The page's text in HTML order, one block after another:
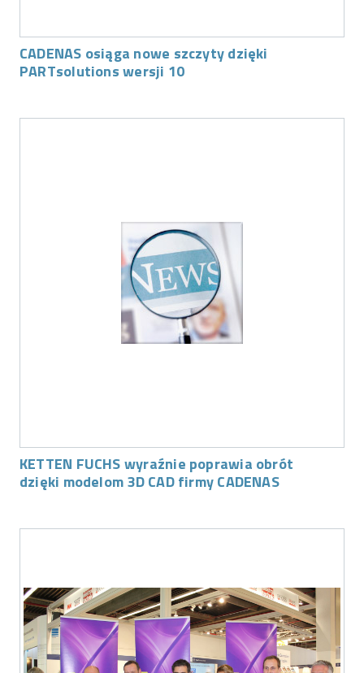
CADENAS osiąga nowe szczyty dzięki
PARTsolutions wersji 10
KETTEN FUCHS wyraźnie poprawia obrót
dzięki modelom 3D CAD firmy CADENAS